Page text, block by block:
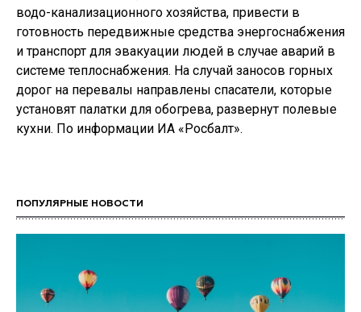
водо-канализационного хозяйства, привести в
готовность передвижные средства энергоснабжения
и транспорт для эвакуации людей в случае аварий в
системе теплоснабжения. На случай заносов горных
дорог на перевалы направлены спасатели, которые
установят палатки для обогрева, развернут полевые
кухни. По информации ИА «Росбалт».
ПОПУЛЯРНЫЕ НОВОСТИ